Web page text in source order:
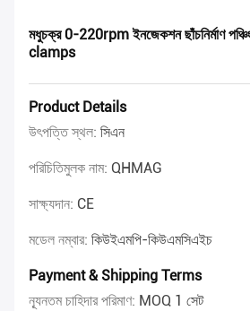
মধুচক্র 0-220rpm ইনজেকশন ছাঁচনির্মাণ
clamps
Product Details
উৎপত্তি স্থল: সিএন
পরিচিতিমুলক নাম: QHMAG
সাক্ষ্যদান: CE
মডেল নম্বার: কিউইএমপি-কিউএমসিএইচ
Payment & Shipping Terms
ন্যূনতম চাহিদার পরিমাণ: MOQ 1 সেট